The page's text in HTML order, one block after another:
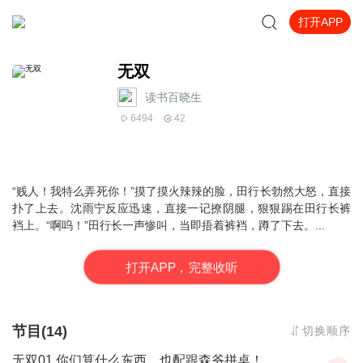
打开APP
无双
读书百晓生
6494 42
“贱人！我特么弄死你！”摸了摸火辣辣的脸，田行长勃然大怒，直接
扑了上去。沈雨宁反应迅速，直接一记撩阴腿，狠狠踢在田行长裤
裆上。“啊呜！”田行长一声惨叫，当即捂着裤裆，蹲了下去。...
打开APP，完整收听
节目(14) 切换顺序
无双01 你们算什么东西，也配跟森爷拼桌！